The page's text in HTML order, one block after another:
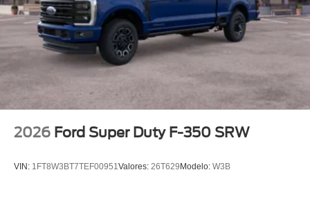
2026 Ford Super Duty F-350 SRW
VIN: 1FT8W3BT7TEF00951Valores: 26T629Modelo: W3B